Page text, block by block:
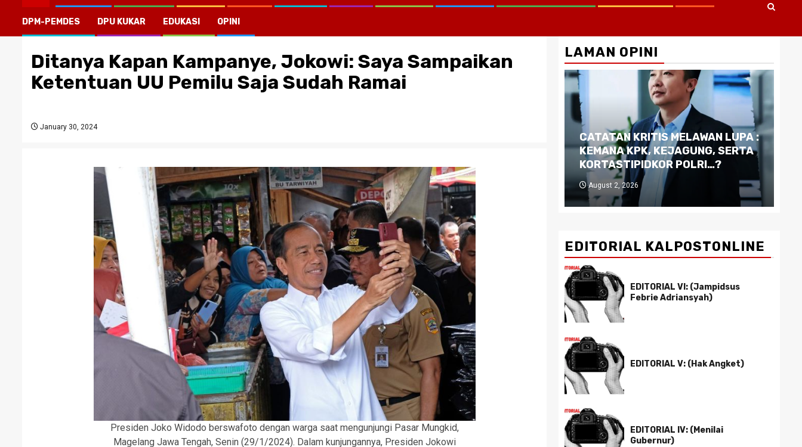
DPM-PEMDES DPU KUKAR EDUKASI OPINI
Ditanya Kapan Kampanye, Jokowi: Saya Sampaikan
Ketentuan UU Pemilu Saja Sudah Ramai
January 30, 2024
Presiden Joko Widodo berswafoto dengan warga saat mengunjungi Pasar Mungkid,
Magelang Jawa Tengah, Senin (29/1/2024). Dalam kunjungannya, Presiden Jokowi
LAMAN OPINI
CATATAN KRITIS MELAWAN LUPA :
KEMANA KPK, KEJAGUNG, SERTA
KORTASTIPIDKOR POLRI…?
August 2, 2026
EDITORIAL KALPOSTONLINE
EDITORIAL VI: (Jampidsus
Febrie Adriansyah)
EDITORIAL V: (Hak Angket)
EDITORIAL IV: (Menilai
Gubernur)